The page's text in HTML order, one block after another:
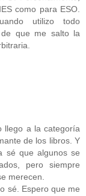
como para ESO.
utilizo todo
de que me salto la
llego a la categoría
de los libros. Y
sé que algunos se
pero siempre
merecen.
sé. Espero que me